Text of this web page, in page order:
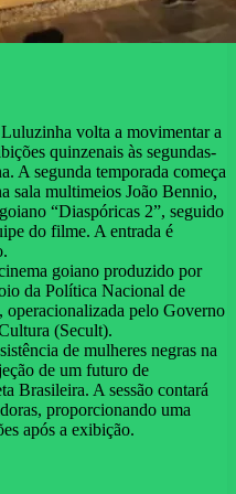
volta a movimentar a
quinzenais às segundas-
A segunda temporada começa
sala multimeios João Bennio,
“Diaspóricas 2”, seguido
do filme. A entrada é
goiano produzido por
da Política Nacional de
pelo Governo
(Secult).
de mulheres negras na
de um futuro de
Brasileira. A sessão contará
proporcionando uma
após a exibição.